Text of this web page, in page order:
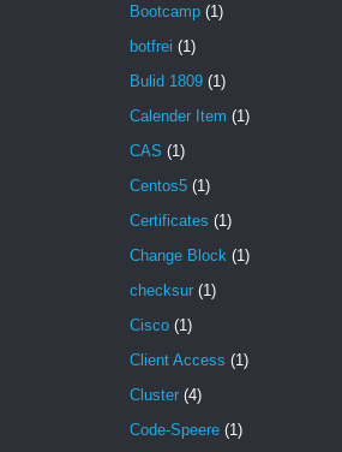
Bootcamp (1)
botfrei (1)
Bulid 1809 (1)
Calender Item (1)
CAS (1)
Centos5 (1)
Certificates (1)
Change Block (1)
checksur (1)
Cisco (1)
Client Access (1)
Cluster (4)
Code-Speere (1)